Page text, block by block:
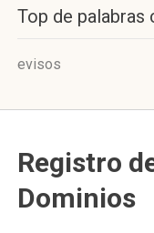
Top de palabras
evisos
Registro
Dominios